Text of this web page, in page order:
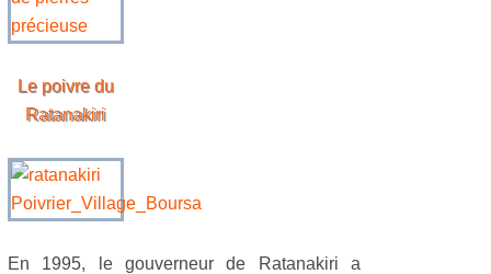
Le poivre du
Ratanakiri
En 1995, le gouverneur de Ratanakiri a